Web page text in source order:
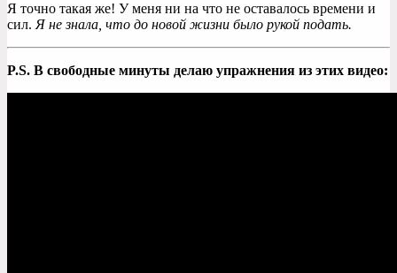
Я точно такая же! У меня ни на что не оставалось времени и
сил. Я не знала, что до новой жизни было рукой подать.
P.S. В свободные минуты делаю упражнения из этих видео: